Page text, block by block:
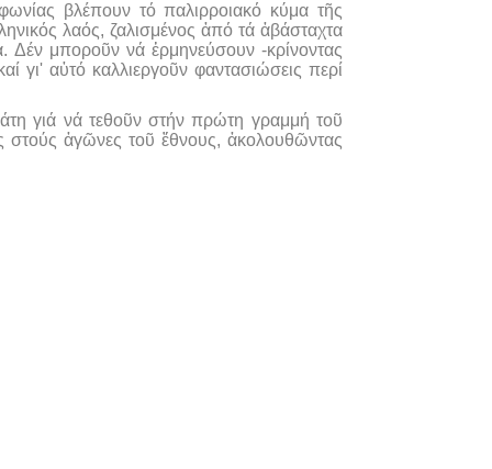
βλέπουν τό παλιρροιακό κύμα τῆς
λαός, ζαλισμένος ἀπό τά ἀβάσταχτα
Δέν μποροῦν νά ἑρμηνεύσουν -κρίνοντας
γι' αὐτό καλλιεργοῦν φαντασιώσεις περί
γιά νά τεθοῦν στήν πρώτη γραμμή τοῦ
στούς ἀγῶνες τοῦ ἔθνους, ἀκολουθῶντας